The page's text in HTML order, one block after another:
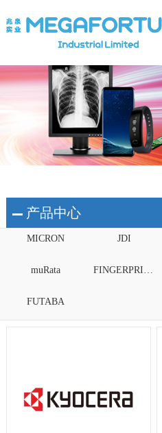
产品中心
MICRON JDI
muRata FINGERPRINTS
FUTABA